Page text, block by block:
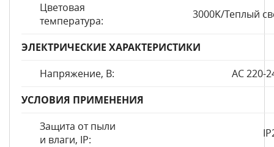
Цветовая
температура:
3000K/Теплый
ЭЛЕКТРИЧЕСКИЕ ХАРАКТЕРИСТИКИ
Напряжение, В:
AC 220-
УСЛОВИЯ ПРИМЕНЕНИЯ
Защита от пыли
и влаги, IP: